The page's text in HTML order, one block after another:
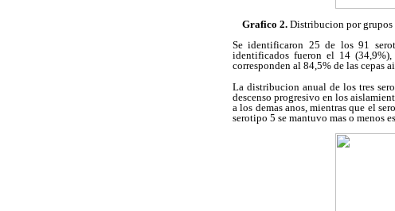
Grafico 2. Distribucion por grupos
Se identificaron 25 de los 91
identificados fueron el 14
corresponden al 84,5% de las cepas
La distribucion anual de los tres
descenso progresivo en los
a los demas anos, mientras que el
serotipo 5 se mantuvo mas o menos